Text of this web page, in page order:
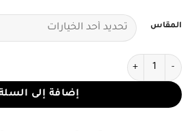
المقاس
كمية فستان سهرة موف طويل فاخر
إضافة إلى